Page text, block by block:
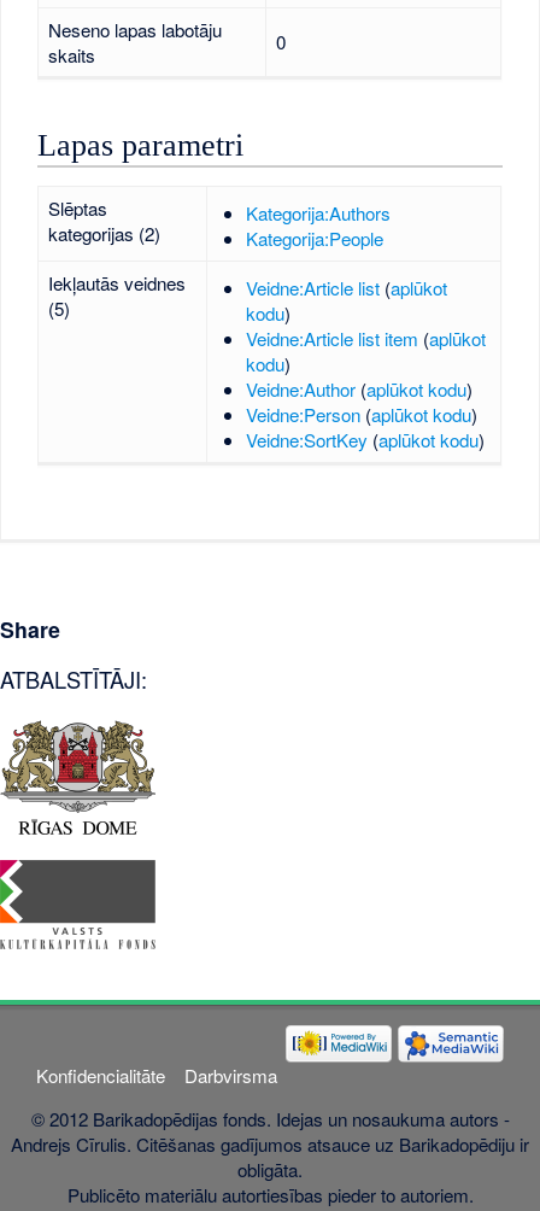
Neseno lapas labotāju
skaits
0
Lapas parametri
Slēptas
kategorijas (2)
Kategorija:Authors
Kategorija:People
Iekļautās veidnes
(5)
Veidne:Article list (aplūkot
kodu)
Veidne:Article list item (aplūkot
kodu)
Veidne:Author (aplūkot kodu)
Veidne:Person (aplūkot kodu)
Veidne:SortKey (aplūkot kodu)
Share
ATBALSTĪTĀJI:
Konfidencialitāte
Darbvirsma
© 2012 Barikadopēdijas fonds. Idejas un nosaukuma autors -
Andrejs Cīrulis. Citēšanas gadījumos atsauce uz Barikadopēdiju ir
obligāta.
Publicēto materiālu autortiesības pieder to autoriem.